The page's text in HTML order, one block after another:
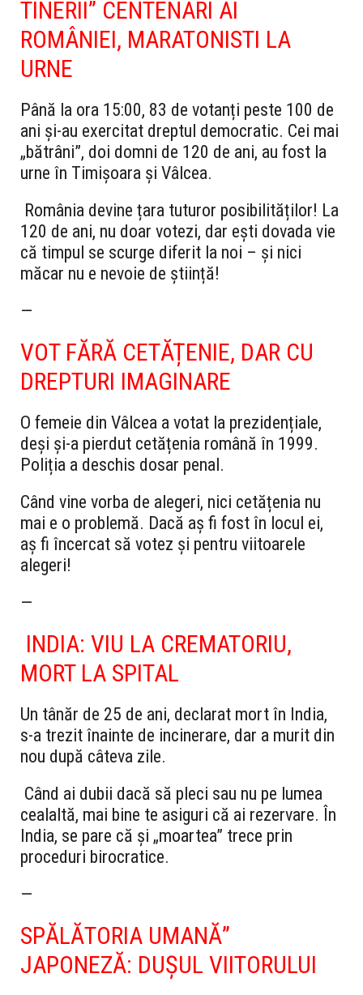
TINERII” CENTENARI AI
ROMÂNIEI, MARATONISTI LA
URNE
Până la ora 15:00, 83 de votanți peste 100 de
ani și-au exercitat dreptul democratic. Cei mai
„bătrâni”, doi domni de 120 de ani, au fost la
urne în Timișoara și Vâlcea.
România devine țara tuturor posibilităților! La
120 de ani, nu doar votezi, dar ești dovada vie
că timpul se scurge diferit la noi – și nici
măcar nu e nevoie de știință!
—
VOT FĂRĂ CETĂȚENIE, DAR CU
DREPTURI IMAGINARE
O femeie din Vâlcea a votat la prezidențiale,
deși și-a pierdut cetățenia română în 1999.
Poliția a deschis dosar penal.
Când vine vorba de alegeri, nici cetățenia nu
mai e o problemă. Dacă aș fi fost în locul ei,
aș fi încercat să votez și pentru viitoarele
alegeri!
—
INDIA: VIU LA CREMATORIU,
MORT LA SPITAL
Un tânăr de 25 de ani, declarat mort în India,
s-a trezit înainte de incinerare, dar a murit din
nou după câteva zile.
Când ai dubii dacă să pleci sau nu pe lumea
cealaltă, mai bine te asiguri că ai rezervare. În
India, se pare că și „moartea” trece prin
proceduri birocratice.
—
SPĂLĂTORIA UMANĂ”
JAPONEZĂ: DUȘUL VIITORULUI